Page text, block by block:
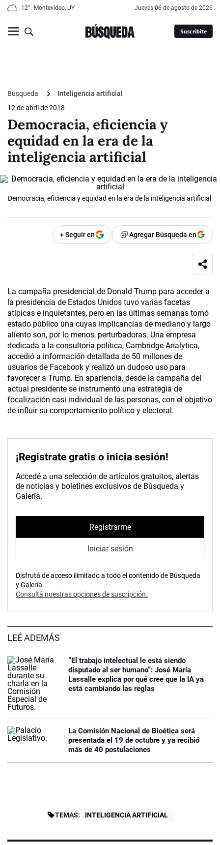
12° Montevideo, UY jueves 06 de agosto de 2026
Suscribite
Búsqueda
Inteligencia artificial
12 de abril de 2018
Democracia, eficiencia y
equidad en la era de la
inteligencia artificial
Democracia, eficiencia y equidad en la era de la inteligencia artificial
+ Seguir en Agregar Búsqueda en
La campaña presidencial de Donald Trump para acceder a
la presidencia de Estados Unidos tuvo varias facetas
atípicas e inquietantes, pero en las últimas semanas tomó
estado público una cuyas implicancias de mediano y largo
aliento son, por lo menos, perturbadoras. Una empresa
dedicada a la consultoría política, Cambridge Analytica,
accedió a información detallada de 50 millones de
usuarios de Facebook y realizó un dudoso uso para
favorecer a Trump. En apariencia, desde la campaña del
actual presidente se instrumentó una estrategia de
focalización casi individual de las personas, con el objetivo
de influir su comportamiento político y electoral.
¡Registrate gratis o inicia sesión!
Accedé a una selección de artículos gratuitos, alertas
de noticias y boletines exclusivos de Búsqueda y
Galería.
Registrarme
Iniciar sesión
Disfrutá de acceso ilimitado a todo el contenido de Búsqueda
y Galería.
Consultá nuestras opciones de suscripción.
LEÉ ADEMÁS
“El trabajo intelectual le está siendo
disputado al ser humano”: José María
Lassalle explica por qué cree que la IA ya
está cambiando las reglas
La Comisión Nacional de Bioética será
presentada el 19 de octubre y ya recibió
más de 40 postulaciones
TEMAS: INTELIGENCIA ARTIFICIAL